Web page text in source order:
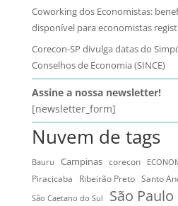
Coworking dos Economistas:
disponível para economistas
Corecon-SP divulga datas do
Conselhos de Economia (SINCE)
Assine a nossa newsletter!
[newsletter_form]
Nuvem de tags
Bauru Campinas corecon
Piracicaba Ribeirão Preto Santo
São Caetano do Sul
São Paulo